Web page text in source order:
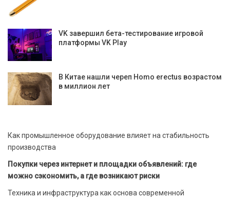
VK завершил бета-тестирование игровой
платформы VK Play
В Китае нашли череп Homo erectus возрастом
в миллион лет
Как промышленное оборудование влияет на стабильность
производства
Покупки через интернет и площадки объявлений: где
можно сэкономить, а где возникают риски
Техника и инфраструктура как основа современной